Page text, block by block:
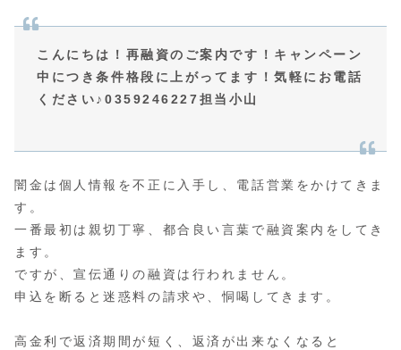
こんにちは！再融資のご案内です！キャンペーン
中につき条件格段に上がってます！気軽にお電話
ください♪0359246227担当小山
闇金は個人情報を不正に入手し、電話営業をかけてきま
す。
一番最初は親切丁寧、都合良い言葉で融資案内をしてき
ます。
ですが、宣伝通りの融資は行われません。
申込を断ると迷惑料の請求や、恫喝してきます。
高金利で返済期間が短く、返済が出来なくなると